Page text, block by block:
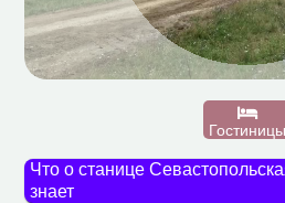
Гостиницы
Что о станице
знает